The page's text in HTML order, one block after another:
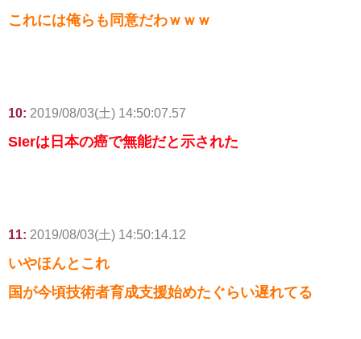
これには俺らも同意だわｗｗｗ
10: 2019/08/03(土) 14:50:07.57
SIerは日本の癌で無能だと示された
11: 2019/08/03(土) 14:50:14.12
いやほんとこれ
国が今頃技術者育成支援始めたぐらい遅れてる